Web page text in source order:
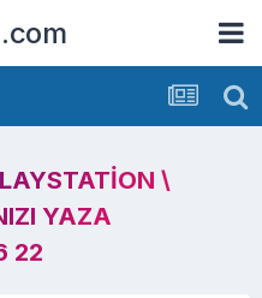
\
YAZA
22